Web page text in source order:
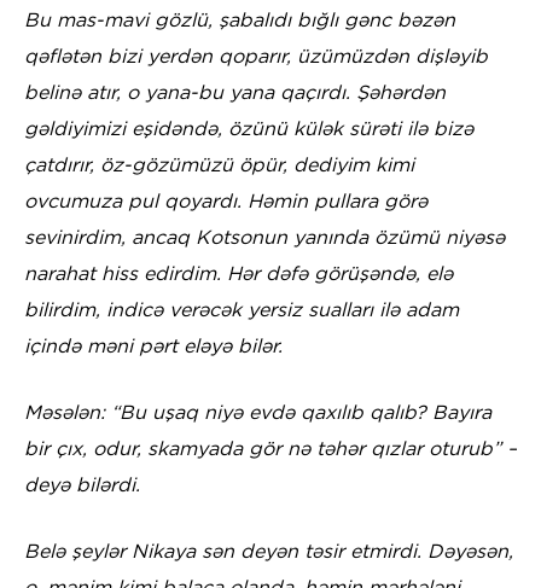
Bu mas-mavi gözlü, şabalıdı bığlı gənc bəzən
qəflətən bizi yerdən qoparır, üzümüzdən dişləyib
belinə atır, o yana-bu yana qaçırdı. Şəhərdən
gəldiyimizi eşidəndə, özünü külək sürəti ilə bizə
çatdırır, öz-gözümüzü öpür, dediyim kimi
ovcumuza pul qoyardı. Həmin pullara görə
sevinirdim, ancaq Kotsonun yanında özümü niyəsə
narahat hiss edirdim. Hər dəfə görüşəndə, elə
bilirdim, indicə verəcək yersiz sualları ilə adam
içində məni pərt eləyə bilər.
Məsələn: “Bu uşaq niyə evdə qaxılıb qalıb? Bayıra
bir çıx, odur, skamyada gör nə təhər qızlar oturub” –
deyə bilərdi.
Belə şeylər Nikaya sən deyən təsir etmirdi. Dəyəsən,